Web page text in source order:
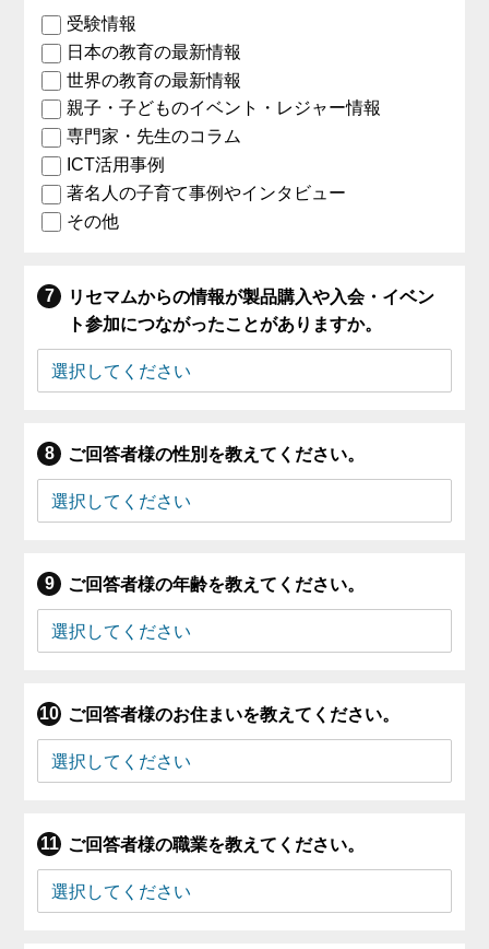
受験情報
日本の教育の最新情報
世界の教育の最新情報
親子・子どものイベント・レジャー情報
専門家・先生のコラム
ICT活用事例
著名人の子育て事例やインタビュー
その他
リセマムからの情報が製品購入や入会・イベン
ト参加につながったことがありますか。
ご回答者様の性別を教えてください。
ご回答者様の年齢を教えてください。
ご回答者様のお住まいを教えてください。
ご回答者様の職業を教えてください。